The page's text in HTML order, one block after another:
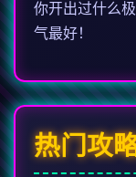
你开出过什么
气最好！
热门攻